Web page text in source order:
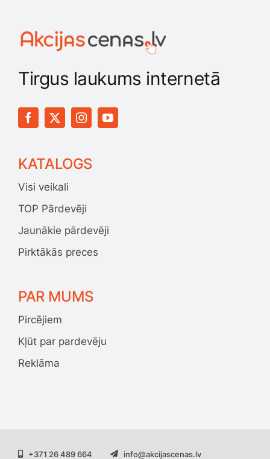
Tirgus laukums internetā
KATALOGS
Visi veikali
TOP Pārdevēji
Jaunākie pārdevēji
Pirktākās preces
PAR MUMS
Pircējiem
Kļūt par pardevēju
Reklāma
+371 26 489 664 info@akcijascenas.lv